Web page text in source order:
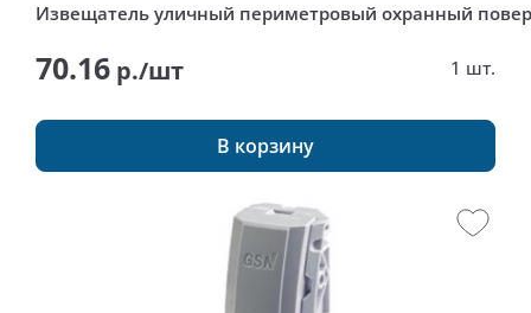
Извещатель уличный периметровый охранный
70.16 р./шт 1 шт.
В корзину